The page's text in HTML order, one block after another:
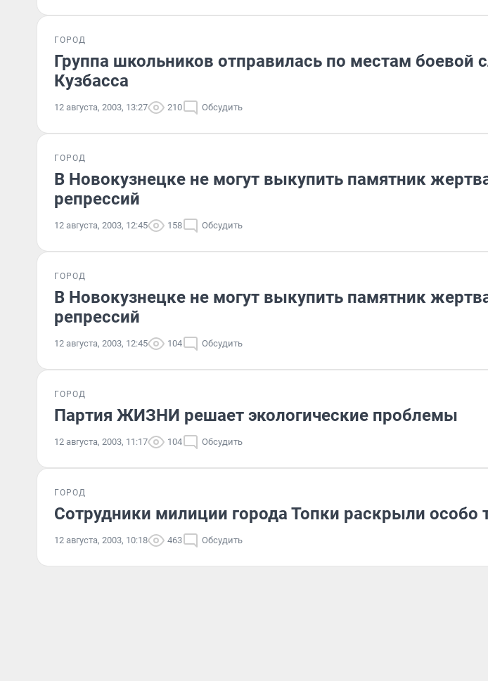
ГОРОД
Группа школьников отправилась по местам боевой
Кузбасса
12 августа, 2003, 13:27 210 Обсудить
ГОРОД
В Новокузнецке не могут выкупить памятник
репрессий
12 августа, 2003, 12:45 158 Обсудить
ГОРОД
В Новокузнецке не могут выкупить памятник
репрессий
12 августа, 2003, 12:45 104 Обсудить
ГОРОД
Партия ЖИЗНИ решает экологические проблемы
12 августа, 2003, 11:17 104 Обсудить
ГОРОД
Сотрудники милиции города Топки раскрыли особо
12 августа, 2003, 10:18 463 Обсудить